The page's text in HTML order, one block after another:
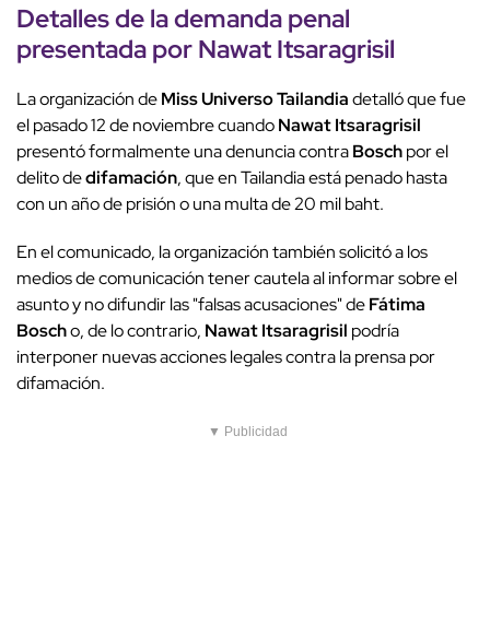
Detalles de la demanda penal
presentada por Nawat Itsaragrisil
La organización deMiss Universo Tailandiadetalló que fue
el pasado 12 de noviembre cuandoNawat Itsaragrisil
presentó formalmente una denuncia contraBoschpor el
delito dedifamación, que en Tailandia está penado hasta
con un año de prisión o una multa de 20 mil baht.
En el comunicado, la organización también solicitó a los
medios de comunicación tener cautela al informar sobre el
asunto y no difundir las "falsas acusaciones" deFátima
Boscho, de lo contrario, Nawat Itsaragrisil podría
interponer nuevas acciones legales contra la prensa por
difamación.
▼ Publicidad